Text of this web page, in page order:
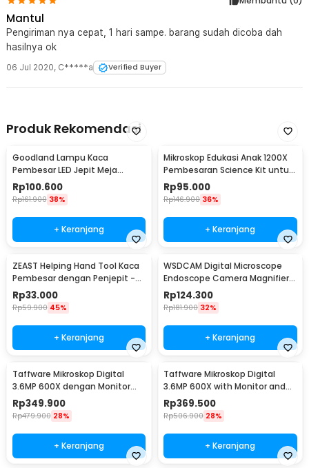
Mantul
Pengiriman nya cepat, 1 hari sampe. barang sudah dicoba dah
hasilnya ok
06 Jul 2020, C*****a Verified Buyer
Produk Rekomendasi
Goodland Lampu Kaca
Pembesar LED Jepit Meja
Natural White 2X 5X - MG15122-
2B
Rp100.600
Rp161.900 38%
+ Keranjang
Mikroskop Edukasi Anak 1200X
Pembesaran Science Kit untuk
Pemula - 1412X
Rp95.000
Rp146.900 36%
+ Keranjang
ZEAST Helping Hand Tool Kaca
Pembesar dengan Penjepit -
TE-805
Rp33.000
Rp59.900 45%
+ Keranjang
WSDCAM Digital Microscope
Endoscope Camera Magnifier
500 Kali with LED - WS500
Rp124.300
Rp181.900 32%
+ Keranjang
Taffware Mikroskop Digital
3.6MP 600X dengan Monitor
dan Metal Stand - G600
Rp349.900
Rp479.900 28%
+ Keranjang
Taffware Mikroskop Digital
3.6MP 600X with Monitor and
Fleksibel Stand - G600
Rp369.500
Rp506.900 28%
+ Keranjang